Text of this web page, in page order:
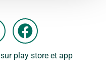
F
a
c
play store et app